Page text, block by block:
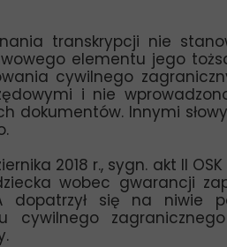
transkrypcji nie
elementu jego
cywilnego
i nie
dokumentów. Innymi
2018 r., sygn. akt II
wobec gwarancji
się na niwie
cywilnego